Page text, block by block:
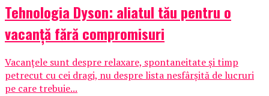
Tehnologia Dyson: aliatul tău pentru o
vacanță fără compromisuri
Vacanțele sunt despre relaxare, spontaneitate și timp
petrecut cu cei dragi, nu despre lista nesfârșită de lucruri
pe care trebuie...